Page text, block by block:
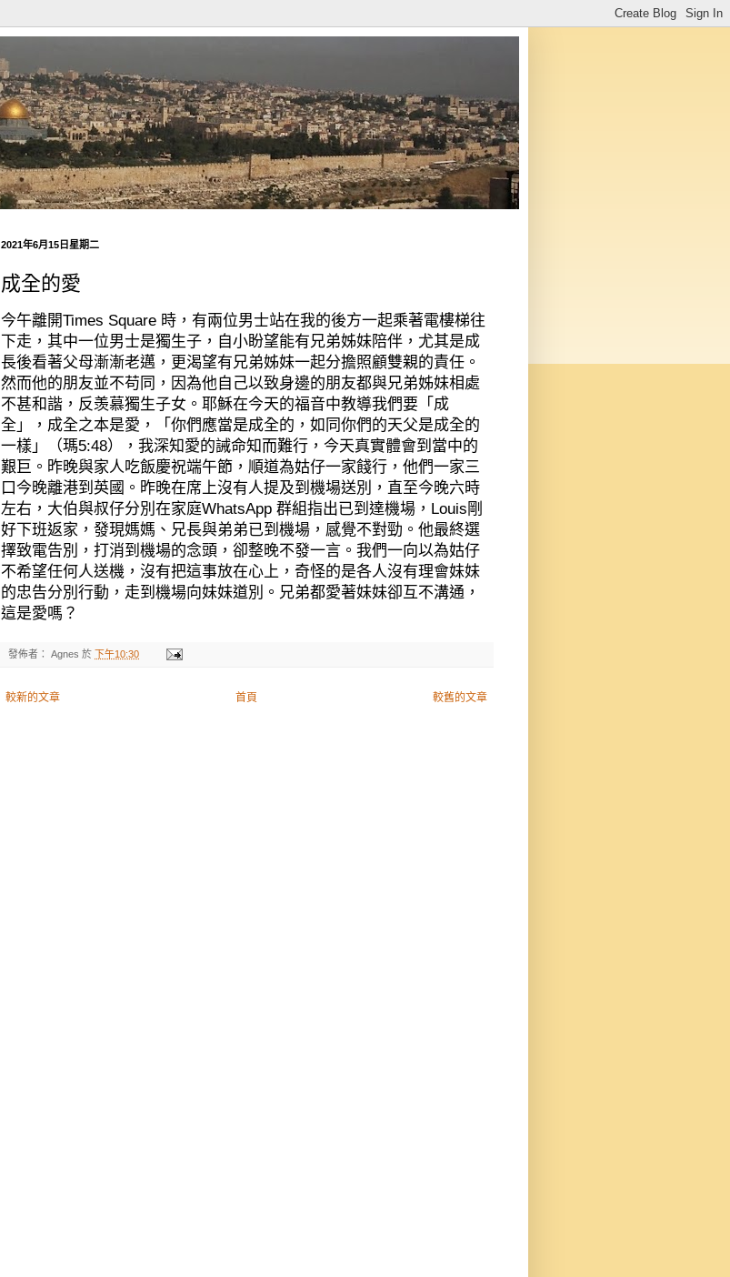
2021年6月15日星期二
成全的愛
今午離開Times Square 時，有兩位男士站在我的後方一起乘著電樓梯往
下走，其中一位男士是獨生子，自小盼望能有兄弟姊妹陪伴，尤其是成
長後看著父母漸漸老邁，更渴望有兄弟姊妹一起分擔照顧雙親的責任。
然而他的朋友並不苟同，因為他自己以致身邊的朋友都與兄弟姊妹相處
不甚和諧，反羡慕獨生子女。耶穌在今天的福音中教導我們要「成
全」，成全之本是愛，「你們應當是成全的，如同你們的天父是成全的
一樣」（瑪5:48），我深知愛的誡命知而難行，今天真實體會到當中的
艱巨。昨晚與家人吃飯慶祝端午節，順道為姑仔一家餞行，他們一家三
口今晚離港到英國。昨晚在席上沒有人提及到機場送別，直至今晚六時
左右，大伯與叔仔分別在家庭WhatsApp 群組指出已到達機場， Louis 剛
好下班返家，發現媽媽、兄長與弟弟已到機場，感覺不對勁。他最終選
擇致電告別，打消到機場的念頭，卻整晚不發一言。我們一向以為姑仔
不希望任何人送機，沒有把這事放在心上，奇怪的是各人沒有理會妹妹
的忠告分別行動，走到機場向妹妹道別。兄弟都愛著妹妹卻互不溝通，
這是愛嗎？
發佈者： Agnes 於 下午10:30
較新的文章 較舊的文章
首頁